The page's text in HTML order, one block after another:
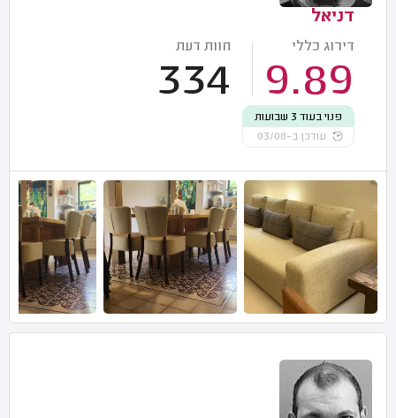
דניאל
דירוג כללי
9.89
חוות דעת
334
פנוי בעוד 3 שבועות
עודכן ב-03/08